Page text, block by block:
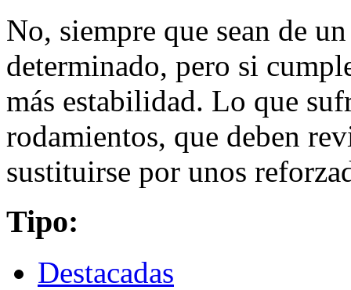
No, siempre que sean de
determinado, pero si
más estabilidad. Lo que
rodamientos, que deben
sustituirse por unos
Tipo:
Destacadas